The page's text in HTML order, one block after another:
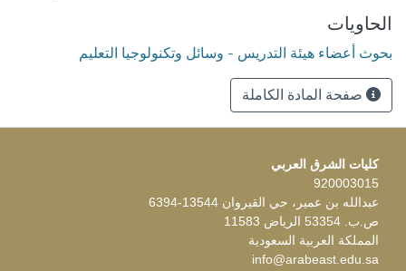
الحاويات
بحوث أعضاء هيئة التدريس - وسائل وتكنولوجيا التعليم
صفحة المادة الكاملة
كليات الشرق العربي
920003015
عبدالله بن عمير، حي القيروان 13544-6394
ص.ب. 53354 الرياض 11583
المملكة العربية السعودية
info@arabeast.edu.sa